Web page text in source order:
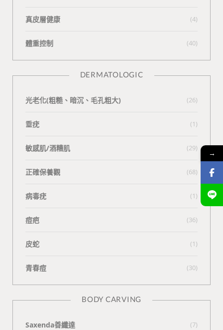
真皮層健康 (4)
體重控制 (40)
DERMATOLOGIC
光老化(粗糙、暗沉、毛孔粗大) (26)
垂疣 (1)
敏感肌/酒糟肌 (29)
正確保養觀 (68)
病毒疣 (1)
痘疤 (36)
皮蛇 (1)
青春痘 (30)
BODY CARVING
Saxenda善纖達 (7)
→